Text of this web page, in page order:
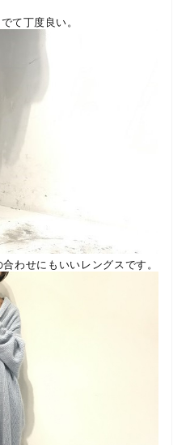
て丁度良い。
わせにもいいレングスです。